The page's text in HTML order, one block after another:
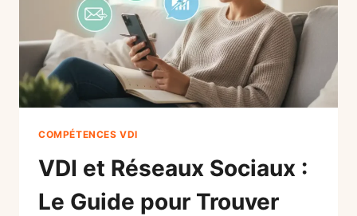
Z)
COMPÉTENCES VDI
VDI et Réseaux Sociaux :
Le Guide pour Trouver